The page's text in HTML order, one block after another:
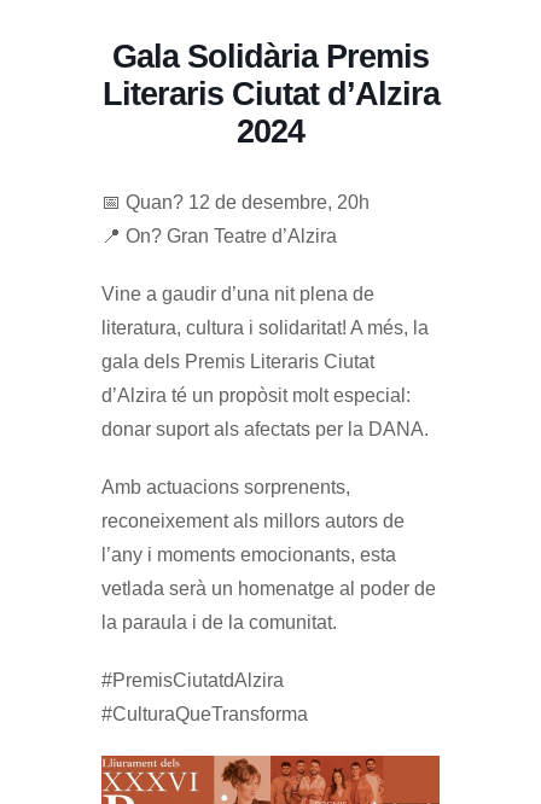
Gala Solidària Premis
Literaris Ciutat d’Alzira
2024
📅 Quan? 12 de desembre, 20h
📍 On? Gran Teatre d’Alzira
Vine a gaudir d’una nit plena de
literatura, cultura i solidaritat! A més, la
gala dels Premis Literaris Ciutat
d’Alzira té un propòsit molt especial:
donar suport als afectats per la DANA.
Amb actuacions sorprenents,
reconeixement als millors autors de
l’any i moments emocionants, esta
vetlada serà un homenatge al poder de
la paraula i de la comunitat.
#PremisCiutatdAlzira
#CulturaQueTransforma